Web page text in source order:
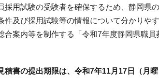
採用試験の受験者を確保するため、静岡県
件及び採用試験等の情報について分かりや
合案内等を制作する「令和7年度静岡県職
積書の提出期限は、令和7年11月17日（月曜